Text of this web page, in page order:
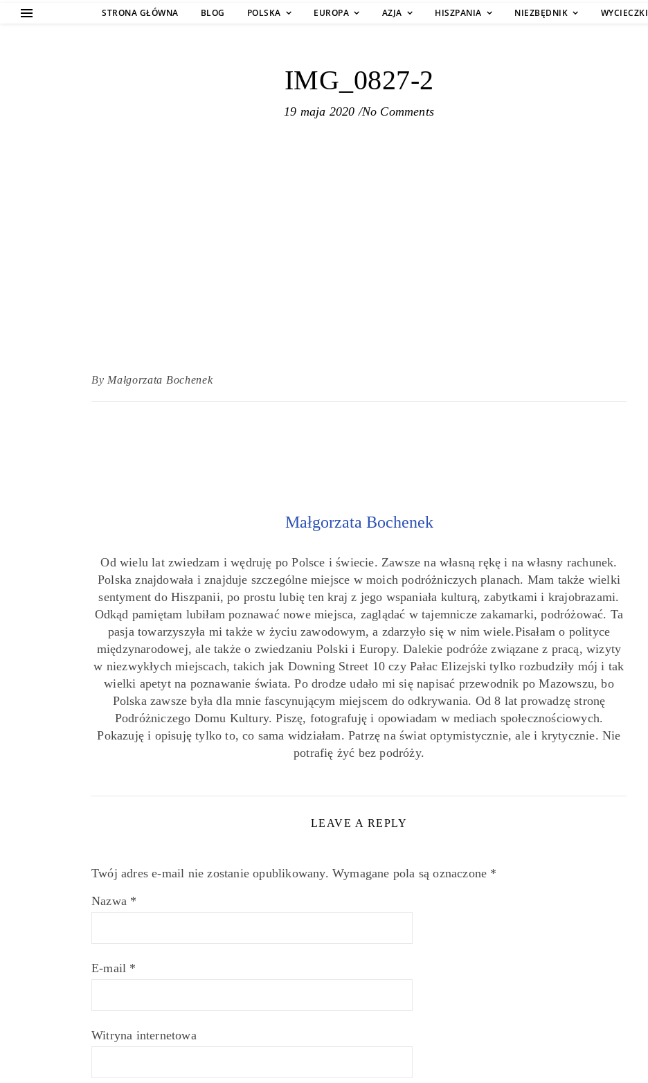
STRONA GŁÓWNA BLOG POLSKA EUROPA AZJA HISZPANIA NIEZBĘDNIK WYCIECZKI
IMG_0827-2
19 maja 2020 /No Comments
By Małgorzata Bochenek
Małgorzata Bochenek
Od wielu lat zwiedzam i wędruję po Polsce i świecie. Zawsze na własną rękę i na własny rachunek.
Polska znajdowała i znajduje szczególne miejsce w moich podróżniczych planach. Mam także wielki
sentyment do Hiszpanii, po prostu lubię ten kraj z jego wspaniała kulturą, zabytkami i krajobrazami.
Odkąd pamiętam lubiłam poznawać nowe miejsca, zaglądać w tajemnicze zakamarki, podróżować. Ta
pasja towarzyszyła mi także w życiu zawodowym, a zdarzyło się w nim wiele.Pisałam o polityce
międzynarodowej, ale także o zwiedzaniu Polski i Europy. Dalekie podróże związane z pracą, wizyty
w niezwykłych miejscach, takich jak Downing Street 10 czy Pałac Elizejski tylko rozbudziły mój i tak
wielki apetyt na poznawanie świata. Po drodze udało mi się napisać przewodnik po Mazowszu, bo
Polska zawsze była dla mnie fascynującym miejscem do odkrywania. Od 8 lat prowadzę stronę
Podróżniczego Domu Kultury. Piszę, fotografuję i opowiadam w mediach społecznościowych.
Pokazuję i opisuję tylko to, co sama widziałam. Patrzę na świat optymistycznie, ale i krytycznie. Nie
potrafię żyć bez podróży.
LEAVE A REPLY
Twój adres e-mail nie zostanie opublikowany. Wymagane pola są oznaczone *
Nazwa *
E-mail *
Witryna internetowa